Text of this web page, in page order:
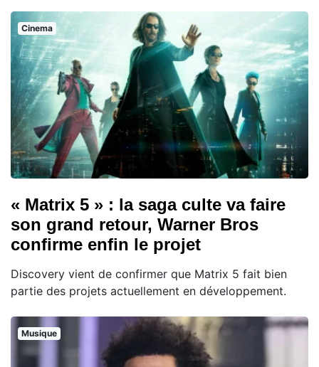
Cinema
« Matrix 5 » : la saga culte va faire
son grand retour, Warner Bros
confirme enfin le projet
Discovery vient de confirmer que Matrix 5 fait bien
partie des projets actuellement en développement.
Musique